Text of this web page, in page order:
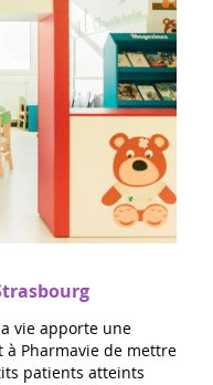
vie apporte une
Pharmavie de mettre
patients atteints